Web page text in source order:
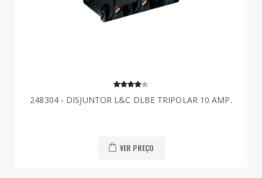
248304 - DISJUNTOR L&C DLBE TRIPOLAR 10 AMP.
VER PREÇO